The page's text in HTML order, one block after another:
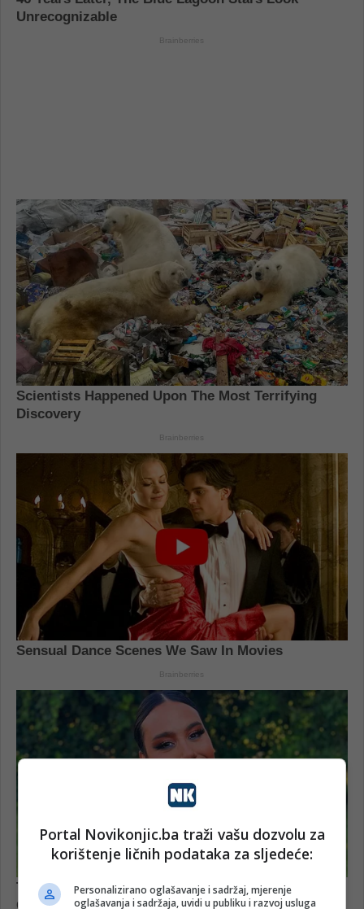
Portal Novikonjic.ba traži vašu dozvolu za
korištenje ličnih podataka za sljedeće:
Personalizirano oglašavanje i sadržaj, mjerenje
oglašavanja i sadržaja, uvidi u publiku i razvoj usluga